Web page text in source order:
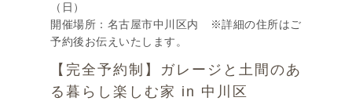
（日）
開催場所：名古屋市中川区内 ※詳細の住所はご
予約後お伝えいたします。
【完全予約制】ガレージと土間のあ
る暮らし楽しむ家 in 中川区